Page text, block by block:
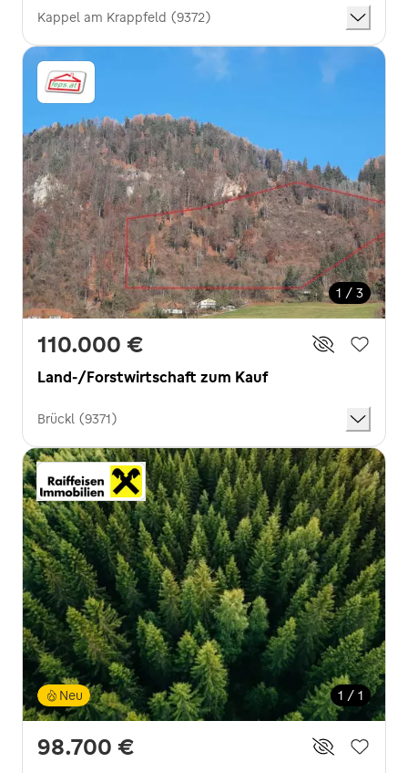
Kappel am Krappfeld (9372)
1 / 3
110.000 €
Land-/Forstwirtschaft zum Kauf
Brückl (9371)
1 / 1
Neu
98.700 €